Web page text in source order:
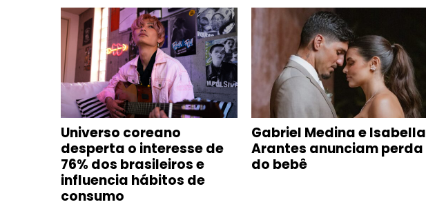
Universo coreano
desperta o interesse de
76% dos brasileiros e
influencia hábitos de
consumo
Gabriel Medina e Isabella
Arantes anunciam perda
do bebê